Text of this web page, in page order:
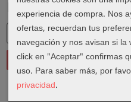
Marcas
experiencia de compra. Nos
ofertas, recuerdan tus
navegación y nos avisan si
click en "Aceptar" confirmas
uso. Para saber más, por
privacidad.